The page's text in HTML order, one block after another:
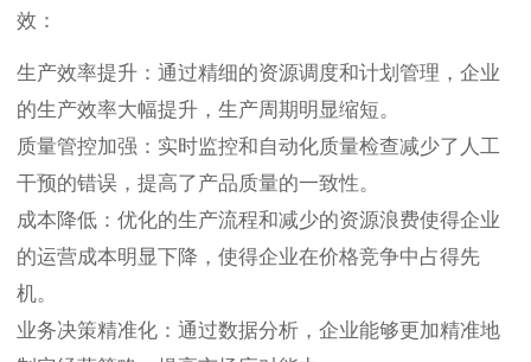
效：
生产效率提升：通过精细的资源调度和计划管理，企业
的生产效率大幅提升，生产周期明显缩短。
质量管控加强：实时监控和自动化质量检查减少了人工
干预的错误，提高了产品质量的一致性。
成本降低：优化的生产流程和减少的资源浪费使得企业
的运营成本明显下降，使得企业在价格竞争中占得先
机。
业务决策精准化：通过数据分析，企业能够更加精准地